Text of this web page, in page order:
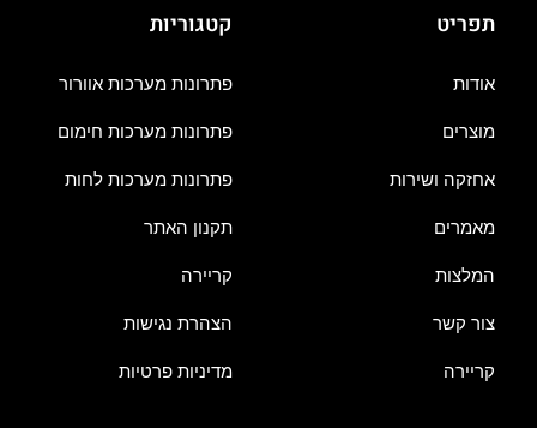
תפריט
אודות
מוצרים
אחזקה ושירות
מאמרים
המלצות
צור קשר
קריירה
קטגוריות
פתרונות מערכות אוורור
פתרונות מערכות חימום
פתרונות מערכות לחות
תקנון האתר
קריירה
הצהרת נגישות
מדיניות פרטיות